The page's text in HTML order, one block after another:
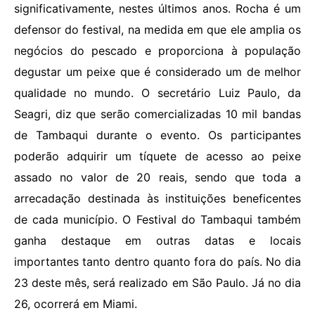
significativamente, nestes últimos anos. Rocha é um
defensor do festival, na medida em que ele amplia os
negócios do pescado e proporciona à população
degustar um peixe que é considerado um de melhor
qualidade no mundo. O secretário Luiz Paulo, da
Seagri, diz que serão comercializadas 10 mil bandas
de Tambaqui durante o evento. Os participantes
poderão adquirir um tíquete de acesso ao peixe
assado no valor de 20 reais, sendo que toda a
arrecadação destinada às instituições beneficentes
de cada município. O Festival do Tambaqui também
ganha destaque em outras datas e locais
importantes tanto dentro quanto fora do país. No dia
23 deste mês, será realizado em São Paulo. Já no dia
26, ocorrerá em Miami.